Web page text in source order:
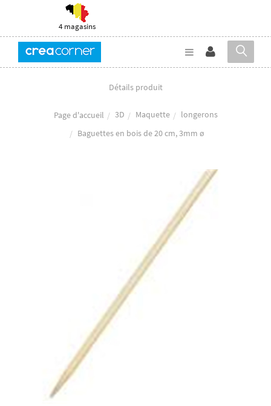
4 magasins
Détails produit
Page d'accueil 3D Maquette
longerons
Baguettes en bois de 20 cm, 3mm ø